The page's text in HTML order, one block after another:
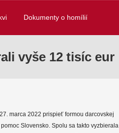
Dokumenty o homílií
vyše 12 tisíc eur
marca 2022 prispieť formou darcovskej
Slovensko. Spolu sa takto vyzbierala